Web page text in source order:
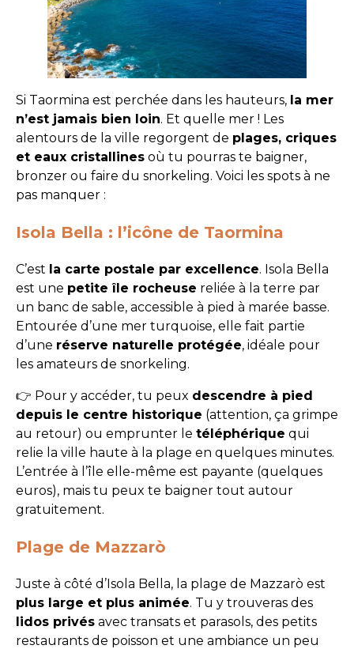
Si Taormina est perchée dans les hauteurs, la mer
n’est jamais bien loin. Et quelle mer ! Les
alentours de la ville regorgent de plages, criques
et eaux cristallines où tu pourras te baigner,
bronzer ou faire du snorkeling. Voici les spots à ne
pas manquer :
Isola Bella : l’icône de Taormina
C’est la carte postale par excellence. Isola Bella
est une petite île rocheuse reliée à la terre par
un banc de sable, accessible à pied à marée basse.
Entourée d’une mer turquoise, elle fait partie
d’une réserve naturelle protégée, idéale pour
les amateurs de snorkeling.
👉 Pour y accéder, tu peux descendre à pied
depuis le centre historique (attention, ça grimpe
au retour) ou emprunter le téléphérique qui
relie la ville haute à la plage en quelques minutes.
L’entrée à l’île elle-même est payante (quelques
euros), mais tu peux te baigner tout autour
gratuitement.
Plage de Mazzarò
Juste à côté d’Isola Bella, la plage de Mazzarò est
plus large et plus animée. Tu y trouveras des
lidos privés avec transats et parasols, des petits
restaurants de poisson et une ambiance un peu